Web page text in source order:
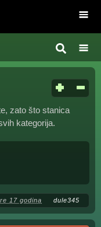
zato što stanica
kategorija.
17 godina dule345